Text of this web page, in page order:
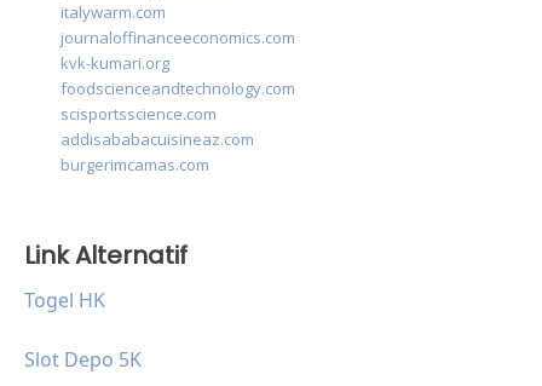
italywarm.com
journaloffinanceeconomics.com
kvk-kumari.org
foodscienceandtechnology.com
scisportsscience.com
addisababacuisineaz.com
burgerimcamas.com
Link Alternatif
Togel HK
Slot Depo 5K